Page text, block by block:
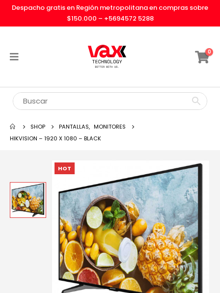
Despacho gratis en Región metropolitana en compras sobre
$150.000 – +5694572 5288
0
SHOP PANTALLAS, MONITORES
HIKVISION – 1920 X 1080 – BLACK
HOT